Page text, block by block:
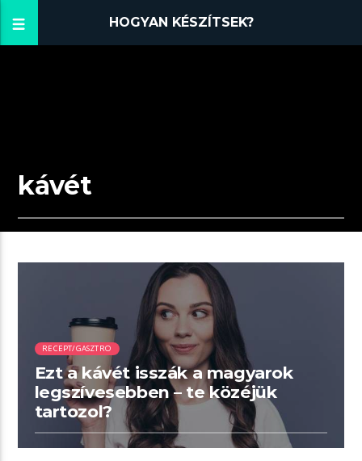
HOGYAN KÉSZÍTSEK?
kávét
02:15 READ TIME
RECEPT/GASZTRO
Ezt a kávét isszák a magyarok
legszívesebben – te közéjük
tartozol?